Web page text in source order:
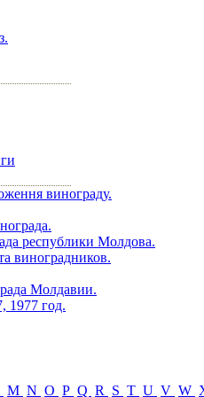
винограду.
республики Молдова.
виноградников.
Молдавии.
1977 год.
M N O P Q R S T U V W